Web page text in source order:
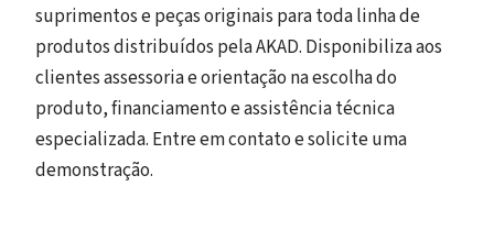
suprimentos e peças originais para toda linha de
produtos distribuídos pela AKAD. Disponibiliza aos
clientes assessoria e orientação na escolha do
produto, financiamento e assistência técnica
especializada. Entre em contato e solicite uma
demonstração.